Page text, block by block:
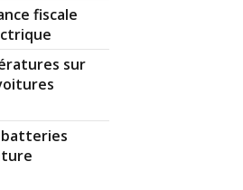
(2022-12-09 13:28:00) : En
i trois et encore je trouve
trop le clou :
devient
tous les domaines de l'écrit
"d'écrivains
un sabir où les accords
fiscale
sur
batteries